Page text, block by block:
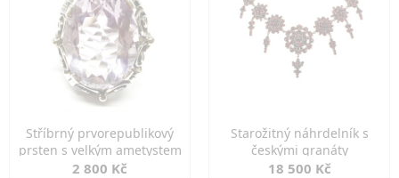
Stříbrný prvorepublikový
prsten s velkým ametystem
2 800 Kč
Starožitný náhrdelník s
českými granáty
18 500 Kč